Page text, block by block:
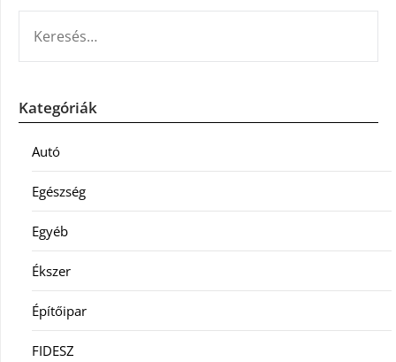
Kategóriák
Autó
Egészség
Egyéb
Ékszer
Építőipar
FIDESZ